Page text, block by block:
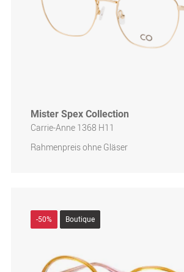
Mister Spex Collection
Carrie-Anne 1368 H11
Rahmenpreis ohne Gläser
-50% Boutique